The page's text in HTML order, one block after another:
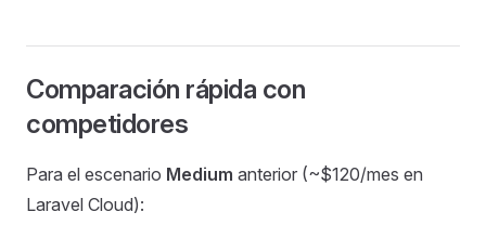
Comparación rápida con
competidores
Para el escenario Medium anterior (~$120/mes en
Laravel Cloud):